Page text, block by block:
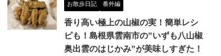
お散歩日記 番外編
香り高い極上の山椒の実！簡単レシ
ピも！島根県雲南市の”いずも八山椒
奥出雲のはじかみ”が美味しすぎた！